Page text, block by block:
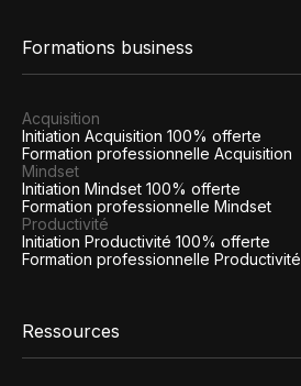
Formations business
Acquisition
Initiation Acquisition 100% offerte
Formation professionnelle Acquisition
Mindset
Initiation Mindset 100% offerte
Formation professionnelle Mindset
Productivité
Initiation Productivité 100% offerte
Formation professionnelle Productivité
Ressources